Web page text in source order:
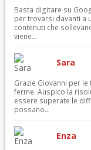
Basta digitare su
per trovarsi davanti a
contenuti che
viene...
Sara
Grazie Giovanni per
ferme. Auspico la
essere superate le
possano...
Enza